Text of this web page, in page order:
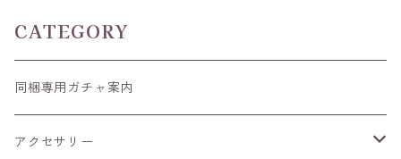
CATEGORY
同梱専用ガチャ案内
アクセサリー